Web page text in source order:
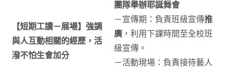
【短期工讀－展場】強調
與人互動相關的經歷，活
潑不怕生會加分
團隊舉辦耶誕舞會
－宣傳期：負責班級宣傳推
廣 ，利用下課時間至全校班
級宣傳。
－活動現場：負責接待藝人